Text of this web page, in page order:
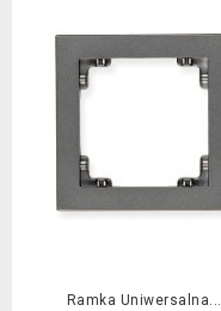
Ramka Uniwersalna...